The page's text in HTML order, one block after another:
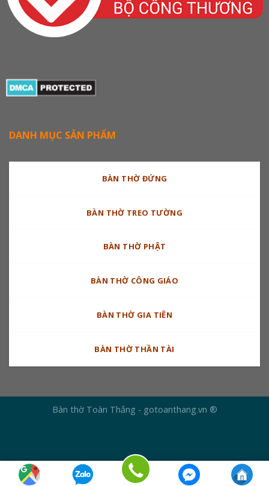
DANH MỤC SẢN PHẨM
BÀN THỜ ĐỨNG
BÀN THỜ TREO TƯỜNG
BÀN THỜ PHẬT
BÀN THỜ CÔNG GIÁO
BÀN THỜ GIA TIÊN
BÀN THỜ THẦN TÀI
Bàn thờ Toàn Thắng - gotoanthang.vn ®